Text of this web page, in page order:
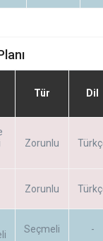
Tür Dil
Zorunlu
Zorunlu
Seçmeli -